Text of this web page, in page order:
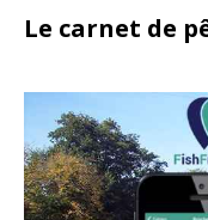
Le carnet de